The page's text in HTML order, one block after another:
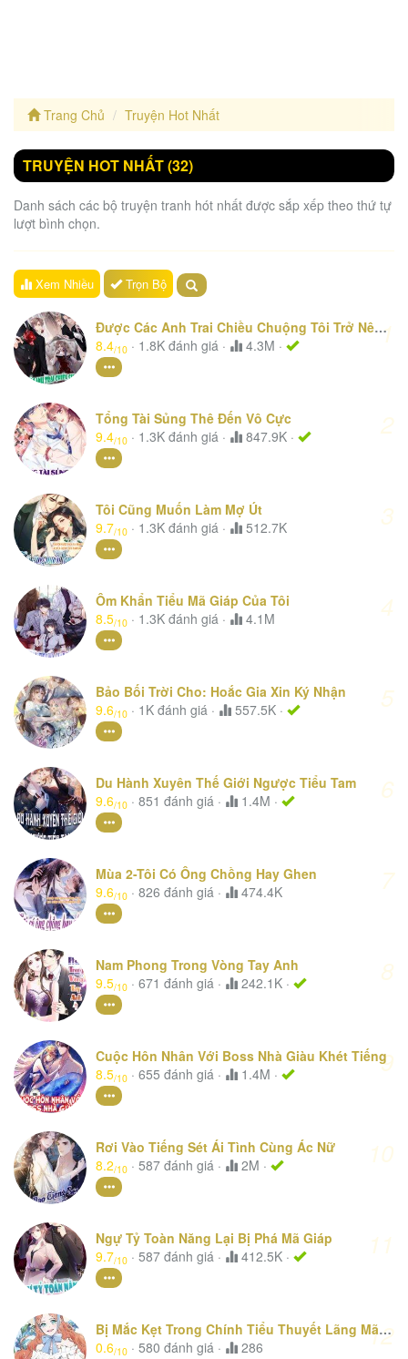
Trang Chủ Truyện Hot Nhất
TRUYỆN HOT NHẤT (32)
Danh sách các bộ truyện tranh hót nhất được sắp xếp theo thứ tự
lượt bình chọn.
Xem Nhiều Trọn Bộ
Được Các Anh Trai Chiều Chuộng Tôi Trở Nên Ngang Tàng
8.4/10 · 1.8K đánh giá · 4.3M · 1
Tổng Tài Sủng Thê Đến Vô Cực
9.4/10 · 1.3K đánh giá · 847.9K · 2
Tôi Cũng Muốn Làm Mợ Út
9.7/10 · 1.3K đánh giá · 512.7K 3
Ôm Khẩn Tiểu Mã Giáp Của Tôi
8.5/10 · 1.3K đánh giá · 4.1M 4
Bảo Bối Trời Cho: Hoắc Gia Xin Ký Nhận
9.6/10 · 1K đánh giá · 557.5K · 5
Du Hành Xuyên Thế Giới Ngược Tiểu Tam
9.6/10 · 851 đánh giá · 1.4M · 6
Mùa 2-Tôi Có Ông Chồng Hay Ghen
9.6/10 · 826 đánh giá · 474.4K 7
Nam Phong Trong Vòng Tay Anh
9.5/10 · 671 đánh giá · 242.1K · 8
Cuộc Hôn Nhân Với Boss Nhà Giàu Khét Tiếng
8.5/10 · 655 đánh giá · 1.4M · 9
Rơi Vào Tiếng Sét Ái Tình Cùng Ác Nữ
8.2/10 · 587 đánh giá · 2M · 10
Ngự Tỷ Toàn Năng Lại Bị Phá Mã Giáp
9.7/10 · 587 đánh giá · 412.5K · 11
Bị Mắc Kẹt Trong Chính Tiểu Thuyết Lãng Mãn Của Con Gái Tôi
0.6/10 · 580 đánh giá · 286 12